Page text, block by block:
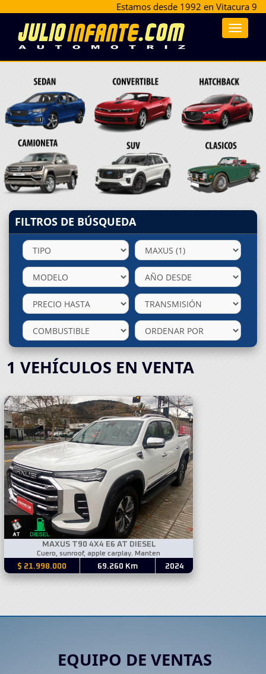
Estamos desde 1992 en Vitacura
Toggle
FILTROS DE BÚSQUEDA
1 VEHÍCULOS EN VENTA
MAXUS T90 4X4 E6 AT DIESEL
Cuero, sunroof, apple carplay. Manten
$ 21.998.000 69.260 Km 2024
EQUIPO DE VENTAS